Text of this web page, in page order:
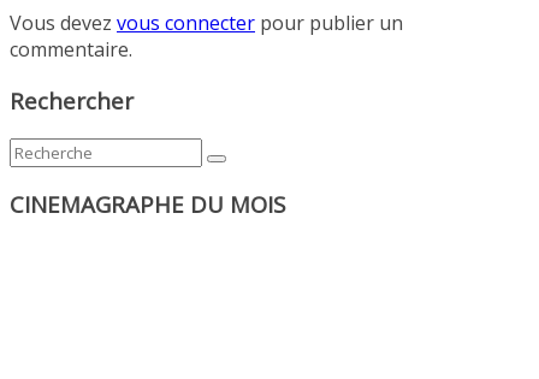
Vous devez vous connecter pour publier un
commentaire.
Rechercher
CINEMAGRAPHE DU MOIS